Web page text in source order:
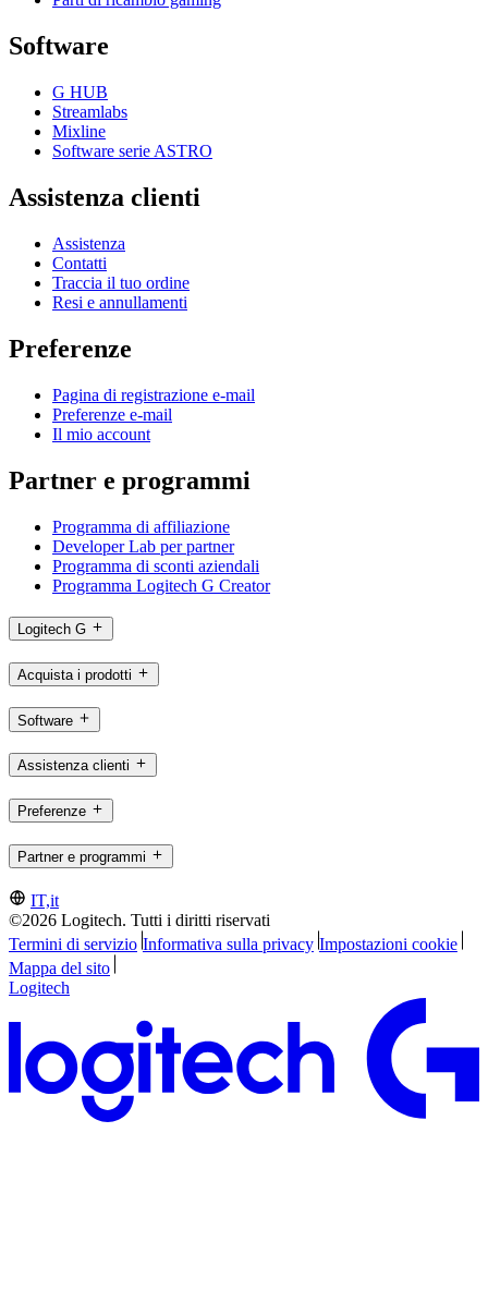
Software
G HUB
Streamlabs
Mixline
Software serie ASTRO
Assistenza clienti
Assistenza
Contatti
Traccia il tuo ordine
Resi e annullamenti
Preferenze
Pagina di registrazione e-mail
Preferenze e-mail
Il mio account
Partner e programmi
Programma di affiliazione
Developer Lab per partner
Programma di sconti aziendali
Programma Logitech G Creator
Logitech G
Acquista i prodotti
Software
Assistenza clienti
Preferenze
Partner e programmi
IT,it
©2026 Logitech. Tutti i diritti riservati
Termini di servizio Informativa sulla privacy Impostazioni cookie
Mappa del sito
Logitech